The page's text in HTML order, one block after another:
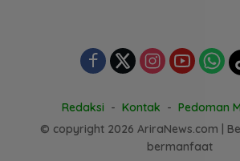
Redaksi Kontak
Pedoman
© copyright 2026 AriraNews.com |
bermanfaat